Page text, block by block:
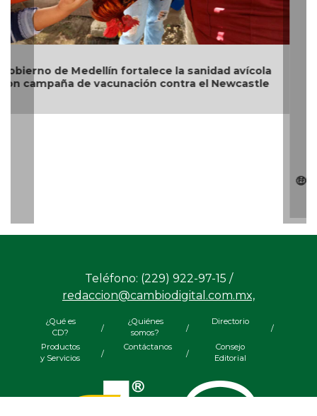
redaccion@cambiodigital.com.mx,
somos?
y Servicios
/
Contáctanos
/
Consejo
Editorial